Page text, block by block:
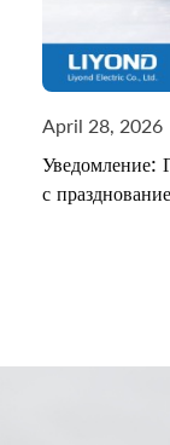
April 28, 2026
Уведомление:
с